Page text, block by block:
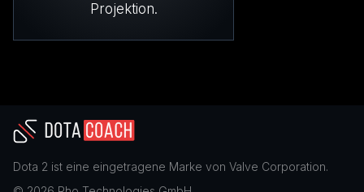
Projektion.
Dota 2 ist eine eingetragene Marke von Valve Corporation.